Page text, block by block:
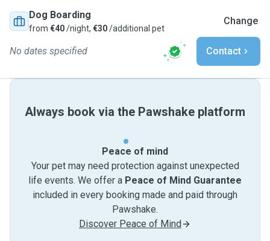
Dog Boarding
from €40/night, €30/additional pet
Change
No dates specified Contact
Always book via the Pawshake platform
Peace of mind
Your pet may need protection against unexpected
life events. We offer a Peace of Mind Guarantee
included in every booking made and paid through
Pawshake.
Discover Peace of Mind